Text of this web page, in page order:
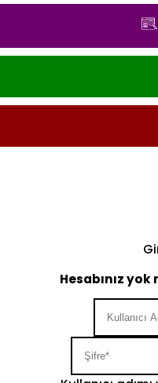
Hesabınız yok